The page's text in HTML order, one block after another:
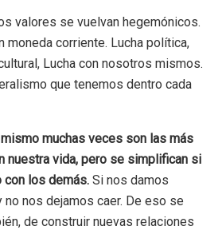
valores se vuelvan hegemónicos.
moneda corriente. Lucha política,
Lucha con nosotros mismos.
que tenemos dentro cada
muchas veces son las más
nuestra vida, pero se simplifican si
con los demás. Si nos damos
nos dejamos caer. De eso se
de construir nuevas relaciones